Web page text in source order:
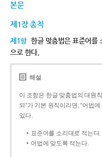
본문
제1장 총칙
제1항 한글 맞춤법은 표준어를
으로 한다.
해설
이 조항은 한글 맞춤법의 대원
되”가 기본 원칙이라면, “어법
있다.
표준어를 소리대로 적는다.
어법에 맞도록 적는다.